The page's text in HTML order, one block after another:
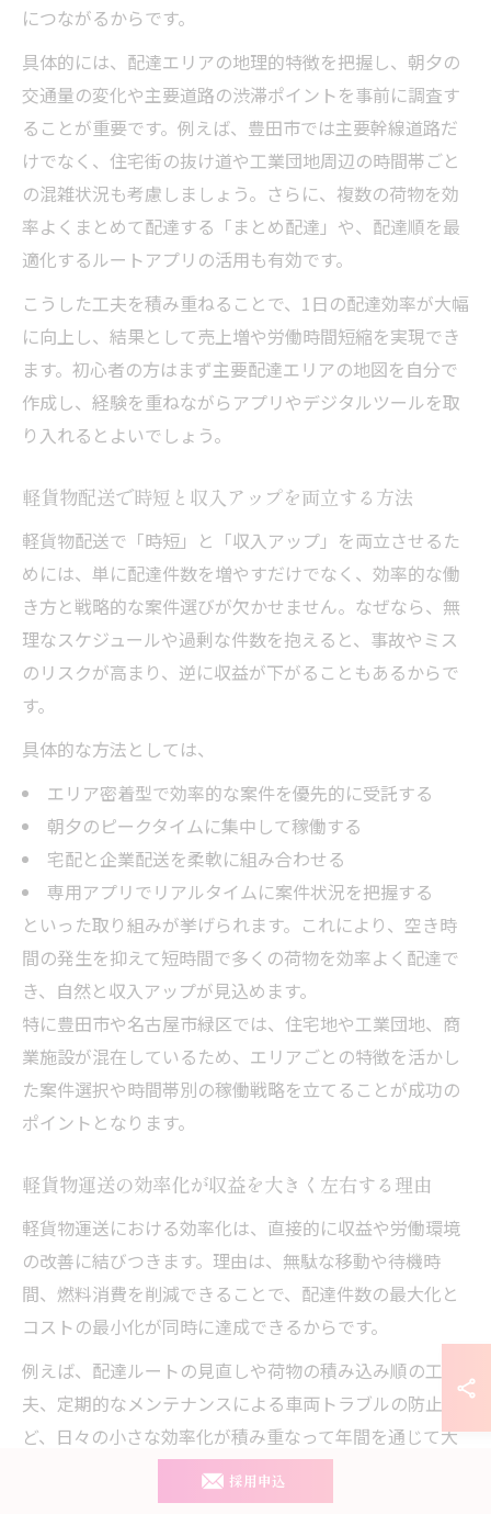
につながるからです。
具体的には、配達エリアの地理的特徴を把握し、朝夕の
交通量の変化や主要道路の渋滞ポイントを事前に調査す
ることが重要です。例えば、豊田市では主要幹線道路だ
けでなく、住宅街の抜け道や工業団地周辺の時間帯ごと
の混雑状況も考慮しましょう。さらに、複数の荷物を効
率よくまとめて配達する「まとめ配達」や、配達順を最
適化するルートアプリの活用も有効です。
こうした工夫を積み重ねることで、1日の配達効率が大幅
に向上し、結果として売上増や労働時間短縮を実現でき
ます。初心者の方はまず主要配達エリアの地図を自分で
作成し、経験を重ねながらアプリやデジタルツールを取
り入れるとよいでしょう。
軽貨物配送で時短と収入アップを両立する方法
軽貨物配送で「時短」と「収入アップ」を両立させるた
めには、単に配達件数を増やすだけでなく、効率的な働
き方と戦略的な案件選びが欠かせません。なぜなら、無
理なスケジュールや過剰な件数を抱えると、事故やミス
のリスクが高まり、逆に収益が下がることもあるからで
す。
具体的な方法としては、
エリア密着型で効率的な案件を優先的に受託する
朝夕のピークタイムに集中して稼働する
宅配と企業配送を柔軟に組み合わせる
専用アプリでリアルタイムに案件状況を把握する
といった取り組みが挙げられます。これにより、空き時
間の発生を抑えて短時間で多くの荷物を効率よく配達で
き、自然と収入アップが見込めます。
特に豊田市や名古屋市緑区では、住宅地や工業団地、商
業施設が混在しているため、エリアごとの特徴を活かし
た案件選択や時間帯別の稼働戦略を立てることが成功の
ポイントとなります。
軽貨物運送の効率化が収益を大きく左右する理由
軽貨物運送における効率化は、直接的に収益や労働環境
の改善に結びつきます。理由は、無駄な移動や待機時
間、燃料消費を削減できることで、配達件数の最大化と
コストの最小化が同時に達成できるからです。
例えば、配達ルートの見直しや荷物の積み込み順の工
夫、定期的なメンテナンスによる車両トラブルの防止な
ど、日々の小さな効率化が積み重なって年間を通じて大
きな利益差となります。また、効率化により心身の負担
も軽減され、長期的な働きやすさや事業の安定化にもつ
採用申込